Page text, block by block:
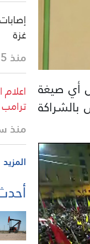
أي صيغة
غزة
منذ 35 دقيقة
منذ
المزيد